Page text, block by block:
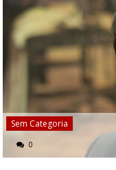
Sem Categoria
0